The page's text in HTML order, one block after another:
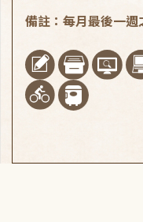
備註：每月最後一